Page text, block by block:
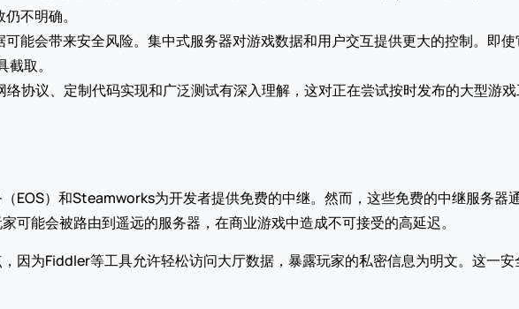
不明确。
能会带来安全风险。集中式服务器对游戏数据和用户交互提供更大的控制。即
取。
络协议、定制代码实现和广泛测试有深入理解，这对正在尝试按时发布的大型游
EOS）和Steamworks为开发者提供免费的中继。然而，这些免费的中继服务器
可能会被路由到遥远的服务器，在商业游戏中造成不可接受的高延迟。
因为Fiddler等工具允许轻松访问大厅数据，暴露玩家的私密信息为明文。这一